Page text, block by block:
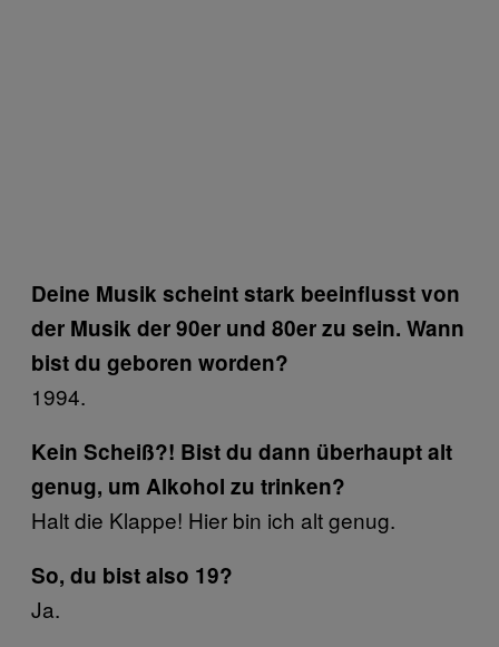
Deine Musik scheint stark beeinflusst von
der Musik der 90er und 80er zu sein. Wann
bist du geboren worden?
1994.
Kein Scheiß?! Bist du dann überhaupt alt
genug, um Alkohol zu trinken?
Halt die Klappe! Hier bin ich alt genug.
So, du bist also 19?
Ja.